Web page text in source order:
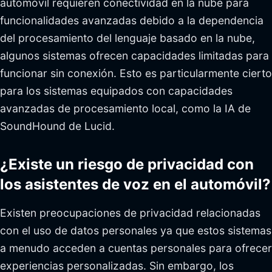
automóvil requieren conectividad en la nube para
funcionalidades avanzadas debido a la dependencia
del procesamiento del lenguaje basado en la nube,
algunos sistemas ofrecen capacidades limitadas para
funcionar sin conexión. Esto es particularmente cierto
para los sistemas equipados con capacidades
avanzadas de procesamiento local, como la IA de
SoundHound de Lucid.
¿Existe un riesgo de privacidad con
los asistentes de voz en el automóvil?
Existen preocupaciones de privacidad relacionadas
con el uso de datos personales ya que estos sistemas
a menudo acceden a cuentas personales para ofrecer
experiencias personalizadas. Sin embargo, los